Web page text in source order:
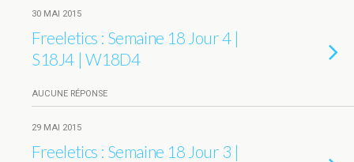
30 MAI 2015
Freeletics : Semaine 18 Jour 4 |
S18J4 | W18D4
AUCUNE RÉPONSE
29 MAI 2015
Freeletics : Semaine 18 Jour 3 |